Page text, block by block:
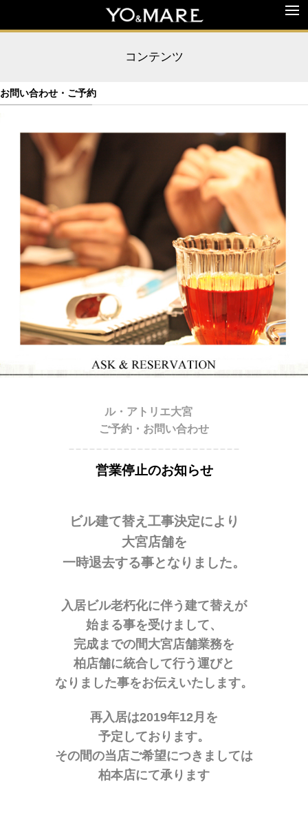
コンテンツ
お問い合わせ・ご予約
ル・アトリエ大宮
ご予約・お問い合わせ
営業停止のお知らせ
ビル建て替え工事決定により
大宮店舗を
一時退去する事となりました。
入居ビル老朽化に伴う建て替えが
始まる事を受けまして、
完成までの間大宮店舗業務を
柏店舗に統合して行う運びと
なりました事をお伝えいたします。
再入居は2019年12月を
予定しております。
その間の当店ご希望につきましては
柏本店にて承ります